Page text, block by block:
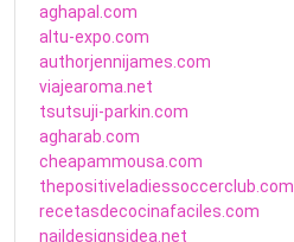
aghapal.com
altu-expo.com
authorjennijames.com
viajearoma.net
tsutsuji-parkin.com
agharab.com
cheapammousa.com
thepositiveladiessoccerclub.com
recetasdecocinafaciles.com
naildesignsidea.net